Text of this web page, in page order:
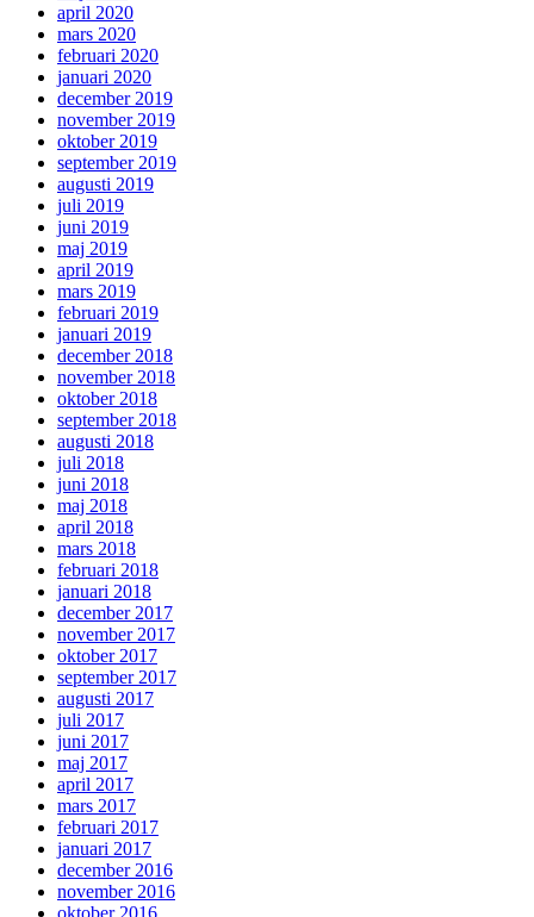
april 2020
mars 2020
februari 2020
januari 2020
december 2019
november 2019
oktober 2019
september 2019
augusti 2019
juli 2019
juni 2019
maj 2019
april 2019
mars 2019
februari 2019
januari 2019
december 2018
november 2018
oktober 2018
september 2018
augusti 2018
juli 2018
juni 2018
maj 2018
april 2018
mars 2018
februari 2018
januari 2018
december 2017
november 2017
oktober 2017
september 2017
augusti 2017
juli 2017
juni 2017
maj 2017
april 2017
mars 2017
februari 2017
januari 2017
december 2016
november 2016
oktober 2016